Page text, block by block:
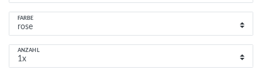
FARBE
ANZAHL